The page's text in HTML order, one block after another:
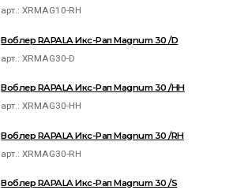
арт.:XRMAG10-RH
Воблер RAPALA Икс-Рап Magnum 30 /D
арт.:XRMAG30-D
Воблер RAPALA Икс-Рап Magnum 30 /HH
арт.:XRMAG30-HH
Воблер RAPALA Икс-Рап Magnum 30 /RH
арт.:XRMAG30-RH
Воблер RAPALA Икс-Рап Magnum 30 /S